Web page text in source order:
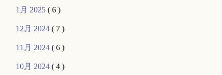
1月 2025( 6 )
12月 2024( 7 )
11月 2024( 6 )
10月 2024( 4 )